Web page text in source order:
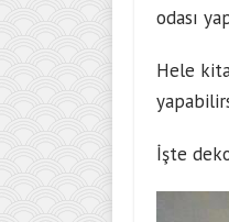
odası
Hele
İşte